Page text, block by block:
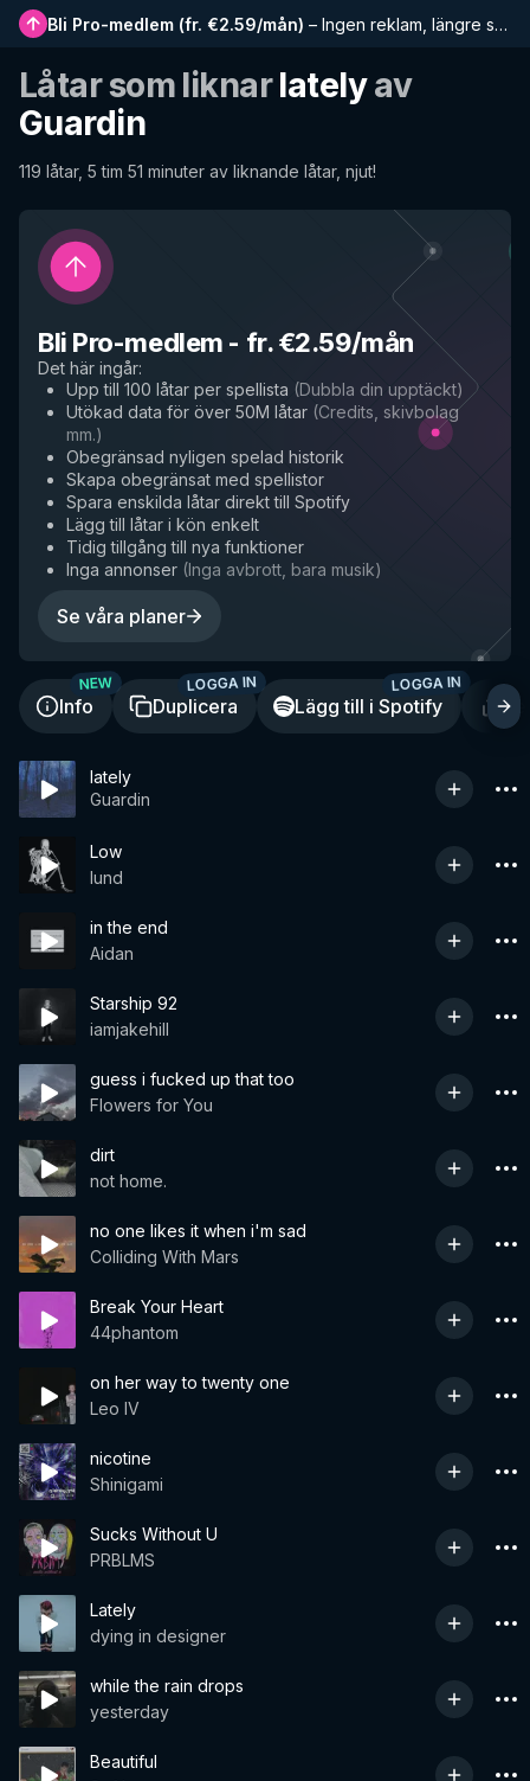
Bli Pro-medlem (fr. €2.59/mån) – Ingen reklam, längre spellistor, komplett historik och tidig tillgång till nya funktioner
Låtar som liknarlatelyav
Guardin
119 låtar, 5 tim 51 minuter av liknande låtar, njut!
Bli Pro-medlem - fr. €2.59/mån
Det här ingår:
Upp till 100 låtar per spellista (Dubbla din upptäckt)
Utökad data för över 50M låtar (Credits, skivbolag
mm.)
Obegränsad nyligen spelad historik
Skapa obegränsat med spellistor
Spara enskilda låtar direkt till Spotify
Lägg till låtar i kön enkelt
Tidig tillgång till nya funktioner
Inga annonser (Inga avbrott, bara musik)
Se våra planer
Info
NEW
Duplicera
LOGGA IN
Lägg till i Spotify
LOGGA IN
lately
Guardin
Low
lund
in the end
Aidan
Starship 92
iamjakehill
guess i fucked up that too
Flowers for You
dirt
not home.
no one likes it when i'm sad
Colliding With Mars
Break Your Heart
44phantom
on her way to twenty one
Leo IV
nicotine
Shinigami
Sucks Without U
PRBLMS
Lately
dying in designer
while the rain drops
yesterday
Beautiful